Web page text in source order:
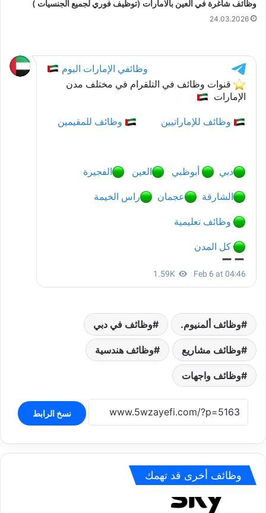
وظائف شاغرة في العين بالامارات (توظيف فوري لجميع الجنسيات )
24.03.2026
وظائف ألمنيوم. وظائف في دبي
وظائف مشاريع وظائف هندسية
وظائف واجهات
نسخ الرابط
وظائف أخرى قد تهمك